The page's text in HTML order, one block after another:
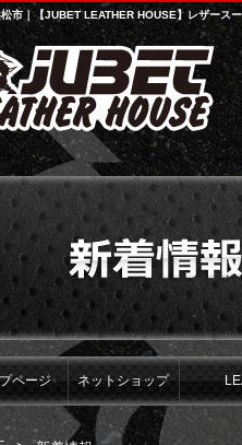
市｜【JUBET LEATHER HOUSE】レザース
ページ ネットショップ